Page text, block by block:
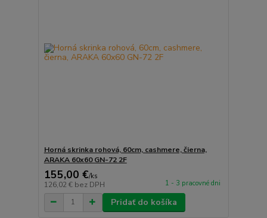
Horná skrinka rohová, 60cm, cashmere, čierna,
ARAKA 60x60 GN-72 2F
155,00 €/ks
126,02 € bez DPH 1 - 3 pracovné dni
Pridať do košíka